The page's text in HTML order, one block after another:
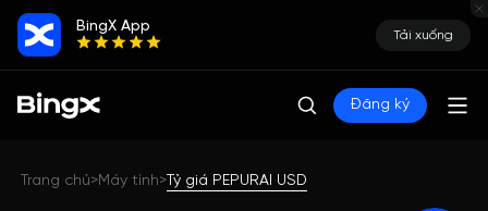
BingX App
Tải xuống
Đăng ký
Trang chủ>Máy tính>Tỷ giá PEPURAI USD